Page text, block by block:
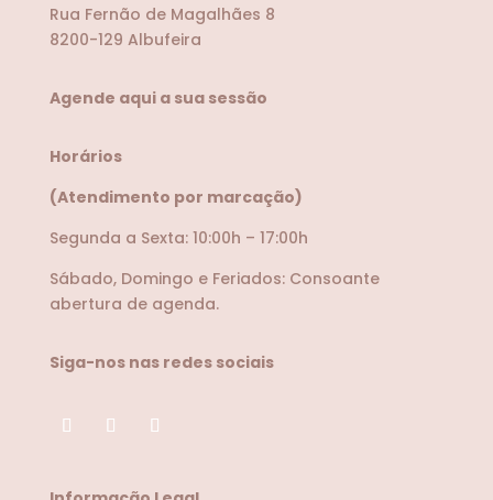
Rua Fernão de Magalhães 8
8200-129 Albufeira
Agende aqui a sua sessão
Horários
(Atendimento por marcação)
Segunda a Sexta: 10:00h – 17:00h
Sábado, Domingo e Feriados: Consoante
abertura de agenda.
Siga-nos nas redes sociais